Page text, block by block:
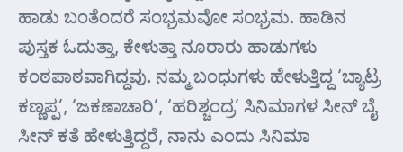
ಹಾಡು ಬಂತೆಂದರೆ ಸಂಭ್ರಮವೋ ಸಂಭ್ರಮ. ಹಾಡಿನ
ಪುಸ್ತಕ ಓದುತ್ತಾ, ಕೇಳುತ್ತಾ ನೂರಾರು ಹಾಡುಗಳು
ಕಂಠಪಾಠವಾಗಿದ್ದವು. ನಮ್ಮ ಬಂಧುಗಳು ಹೇಳುತ್ತಿದ್ದ ‘ಬ್ಯಾಟ್ರ
ಕಣ್ಣಪ್ಪ’, ‘ಜಕಣಾಚಾರಿ’, ‘ಹರಿಶ್ಚಂದ್ರ’ ಸಿನಿಮಾಗಳ ಸೀನ್ ಬೈ
ಸೀನ್ ಕತೆ ಹೇಳುತ್ತಿದ್ದರೆ, ನಾನು ಎಂದು ಸಿನಿಮಾ